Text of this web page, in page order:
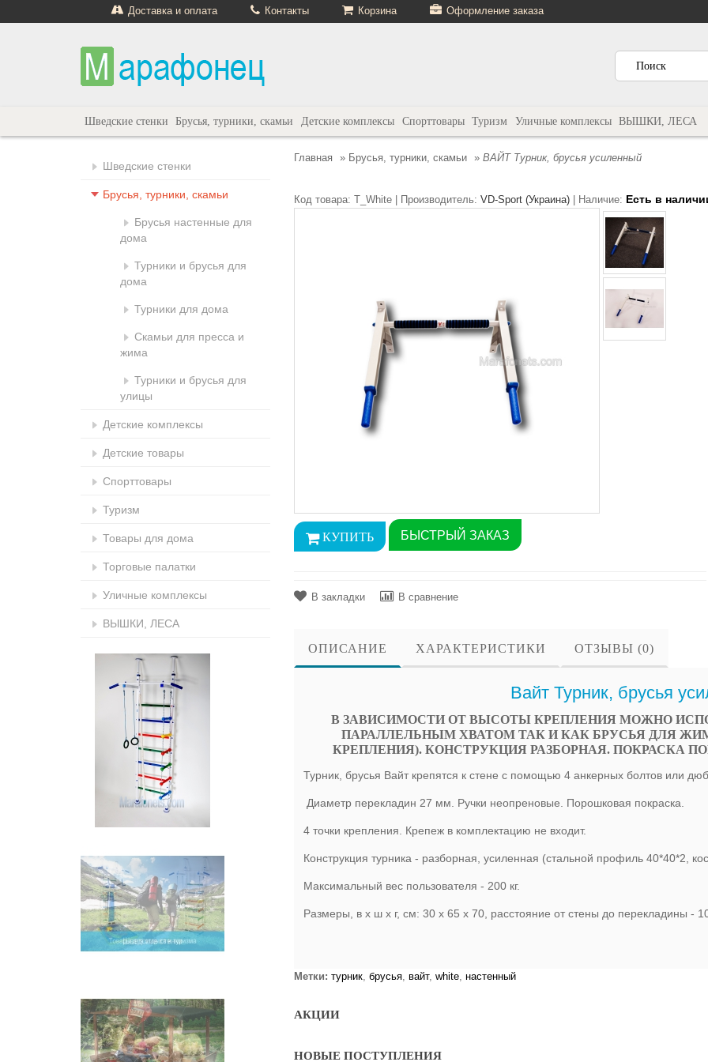
Доставка и оплата Контакты Корзина Оформление заказа
Шведские стенки Брусья, турники, скамьи Детские комплексы Спорттовары Туризм Уличные комплексы ВЫШКИ, ЛЕСА
Шведские стенки
Брусья, турники, скамьи
Брусья настенные для
дома
Турники и брусья для
дома
Турники для дома
Скамьи для пресса и
жима
Турники и брусья для
улицы
Детские комплексы
Детские товары
Спорттовары
Туризм
Товары для дома
Торговые палатки
Уличные комплексы
ВЫШКИ, ЛЕСА
Главная » Брусья, турники, скамьи » ВАЙТ Турник, брусья усиленный
Код товара: T_White | Производитель: VD-Sport (Украина) Наличие: Есть в
БЫСТРЫЙ ЗАКАЗ
В закладки В сравнение
ОПИСАНИЕ ХАРАКТЕРИСТИКИ ОТЗЫВЫ (0)
Вайт Турник, брусья
В ЗАВИСИМОСТИ ОТ ВЫСОТЫ КРЕПЛЕНИЯ МОЖНО
ПАРАЛЛЕЛЬНЫМ ХВАТОМ ТАК И КАК БРУСЬЯ ДЛЯ
КРЕПЛЕНИЯ). КОНСТРУКЦИЯ РАЗБОРНАЯ. ПОКРАСКА
Турник, брусья Вайт крепятся к стене с помощью 4 анкерных болтов или
Диаметр перекладин 27 мм. Ручки неопреновые. Порошковая покраска.
4 точки крепления. Крепеж в комплектацию не входит.
Конструкция турника - разборная, усиленная (стальной профиль 40*40*2,
Максимальный вес пользователя - 200 кг.
Размеры, в х ш х г, см: 30 х 65 х 70, расстояние от стены до перекладины -
Метки: турник брусья вайт, white настенный
АКЦИИ
НОВЫЕ ПОСТУПЛЕНИЯ